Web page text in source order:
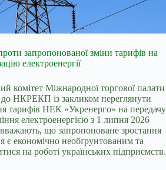
запропонованої зміни тарифів на
електроенергії
комітет Міжнародної торгової палати
НКРЕКП із закликом переглянути
тарифів НЕК «Укренерго» на передачу
електроенергією з 1 липня 2026
вважають, що запропоноване зростання
є економічно необґрунтованим та
на роботі українських підприємств.